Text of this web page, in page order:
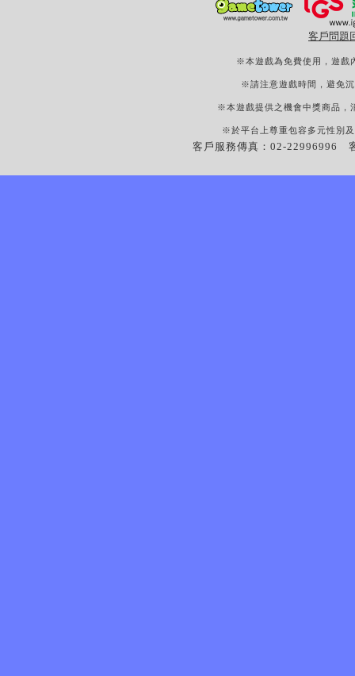
客戶問題
※本遊戲為免費使用，遊戲
※請注意遊戲時間，避免
※本遊戲提供之機會中獎商品，
※於平台上尊重包容多元性別
客戶服務傳真：02-22996996